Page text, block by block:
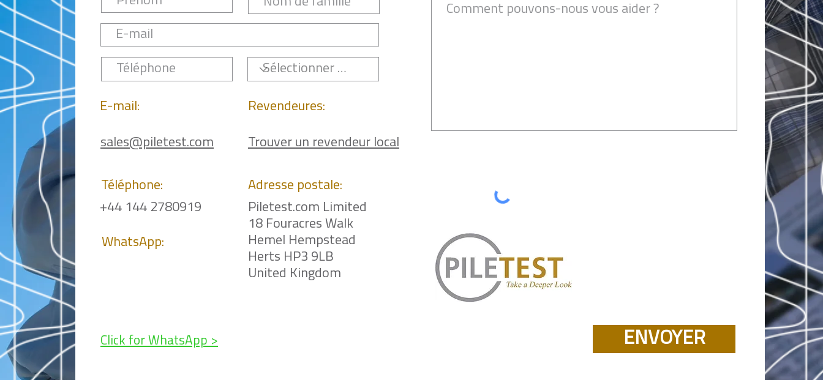
E-mail:
sales@piletest.com
Téléphone:
+44 144 2780919
WhatsApp:
Revendeures:
Trouver un revendeur local
Adresse postale:
Piletest.com Limited
18 Fouracres Walk
Hemel Hempstead
Herts HP3 9LB
United Kingdom
Click for WhatsApp > ENVOYER